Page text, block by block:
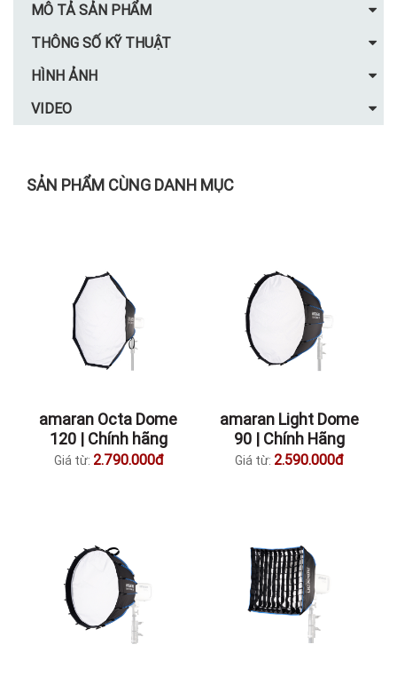
MÔ TẢ SẢN PHẨM
THÔNG SỐ KỸ THUẬT
HÌNH ẢNH
VIDEO
SẢN PHẨM CÙNG DANH MỤC
amaran Octa Dome
120 | Chính hãng
Giá từ: 2.790.000đ
amaran Light Dome
90 | Chính Hãng
Giá từ: 2.590.000đ